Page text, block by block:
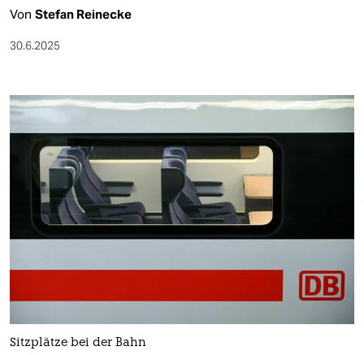
Von Stefan Reinecke
30.6.2025
Sitzplätze bei der Bahn